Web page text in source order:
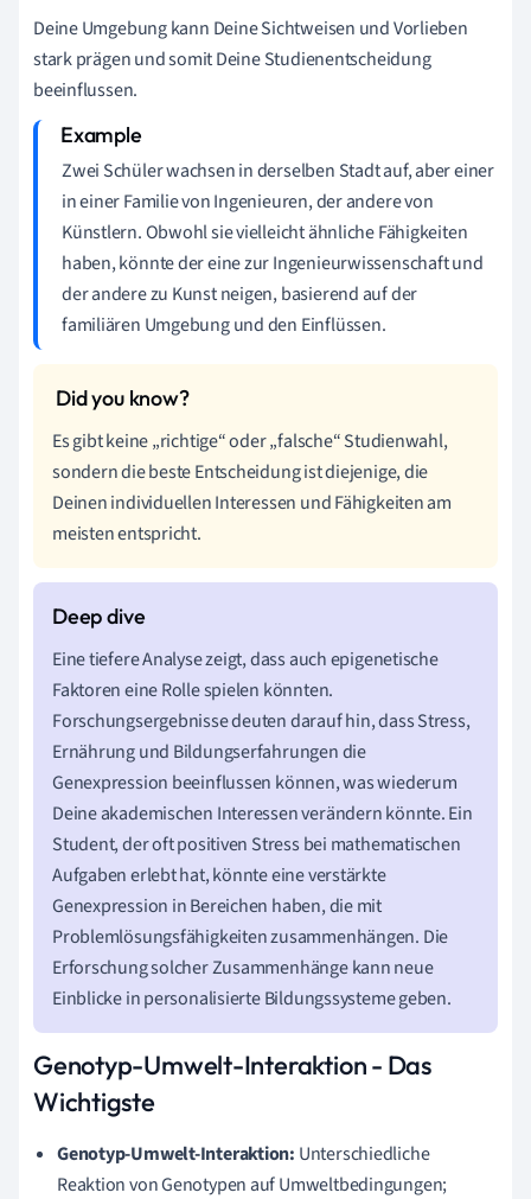
Deine Umgebung kann Deine Sichtweisen und Vorlieben
stark prägen und somit Deine Studienentscheidung
beeinflussen.
Zwei Schüler wachsen in derselben Stadt auf, aber einer
in einer Familie von Ingenieuren, der andere von
Künstlern. Obwohl sie vielleicht ähnliche Fähigkeiten
haben, könnte der eine zur Ingenieurwissenschaft und
der andere zu Kunst neigen, basierend auf der
familiären Umgebung und den Einflüssen.
Es gibt keine „richtige“ oder „falsche“ Studienwahl,
sondern die beste Entscheidung ist diejenige, die
Deinen individuellen Interessen und Fähigkeiten am
meisten entspricht.
Eine tiefere Analyse zeigt, dass auch epigenetische
Faktoren eine Rolle spielen könnten.
Forschungsergebnisse deuten darauf hin, dass Stress,
Ernährung und Bildungserfahrungen die
Genexpression beeinflussen können, was wiederum
Deine akademischen Interessen verändern könnte. Ein
Student, der oft positiven Stress bei mathematischen
Aufgaben erlebt hat, könnte eine verstärkte
Genexpression in Bereichen haben, die mit
Problemlösungsfähigkeiten zusammenhängen. Die
Erforschung solcher Zusammenhänge kann neue
Einblicke in personalisierte Bildungssysteme geben.
Genotyp-Umwelt-Interaktion - Das
Wichtigste
Genotyp-Umwelt-Interaktion: Unterschiedliche
Reaktion von Genotypen auf Umweltbedingungen;